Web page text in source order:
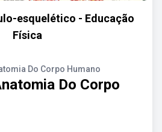
esquelético - Educação
Física
Do Corpo Humano
Do Corpo